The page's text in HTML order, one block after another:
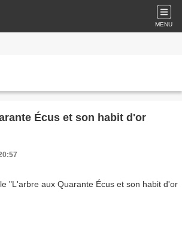
MENU
Écus et son habit d'or